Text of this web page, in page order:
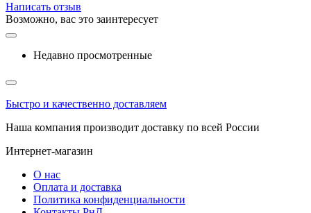
Написать отзыв
Возможно, вас это заинтересует
Недавно просмотренные
Быстро и качественно доставляем
Наша компания производит доставку по всей России
Интернет-магазин
О нас
Оплата и доставка
Политика конфиденциальности